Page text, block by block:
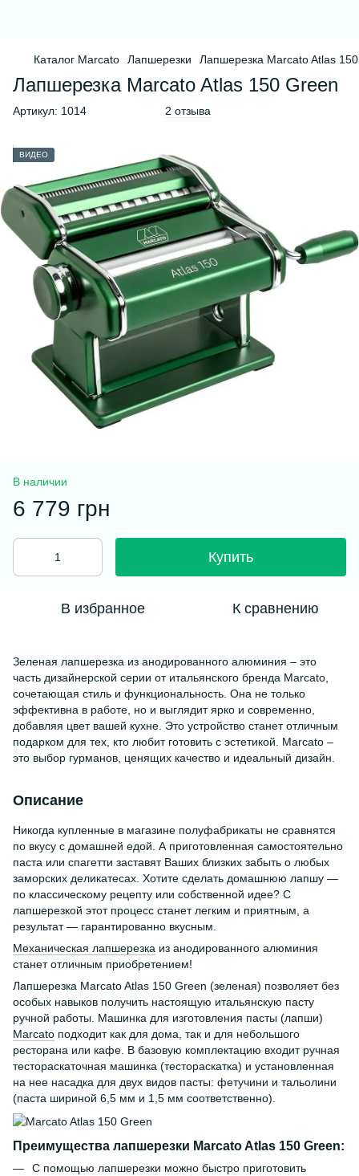
Каталог Marcato Лапшерезки Лапшерезка Marcato Atlas
Лапшерезка Marcato Atlas 150 Green
Артикул: 1014 2 отзыва
ВИДЕО
В наличии
6 779 грн
Купить
В избранное К сравнению
Зеленая лапшерезка из анодированного алюминия – это
часть дизайнерской серии от итальянского бренда Marcato,
сочетающая стиль и функциональность. Она не только
эффективна в работе, но и выглядит ярко и современно,
добавляя цвет вашей кухне. Это устройство станет отличным
подарком для тех, кто любит готовить с эстетикой. Marcato –
это выбор гурманов, ценящих качество и идеальный дизайн.
Описание
Никогда купленные в магазине полуфабрикаты не сравнятся
по вкусу с домашней едой. А приготовленная самостоятельно
паста или спагетти заставят Ваших близких забыть о любых
заморских деликатесах. Хотите сделать домашнюю лапшу —
по классическому рецепту или собственной идее? С
лапшерезкой этот процесс станет легким и приятным, а
результат — гарантированно вкусным.
Механическая лапшерезка из анодированного алюминия
станет отличным приобретением!
Лапшерезка Marcato Atlas 150 Green (зеленая) позволяет без
особых навыков получить настоящую итальянскую пасту
ручной работы. Машинка для изготовления пасты (лапши)
Marcato подходит как для дома, так и для небольшого
ресторана или кафе. В базовую комплектацию входит ручная
тестораскаточная машинка (тестораскатка) и установленная
на нее насадка для двух видов пасты: фетучини и тальолини
(паста шириной 6,5 мм и 1,5 мм соответственно).
Преимущества лапшерезки Marcato Atlas 150 Green:
С помощью лапшерезки можно быстро приготовить